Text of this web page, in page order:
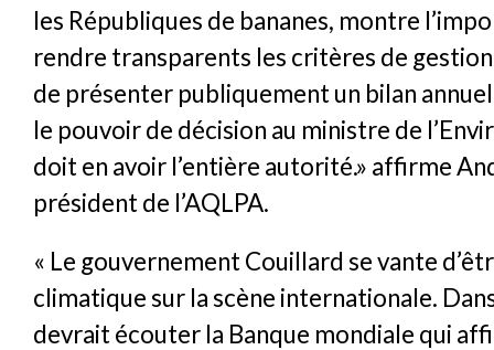
les Républiques de bananes, montre
rendre transparents les critères de
de présenter publiquement un bilan
le pouvoir de décision au ministre de
doit en avoir l’entière autorité.» affirme
président de l’AQLPA.
« Le gouvernement Couillard se vante
climatique sur la scène internationale.
devrait écouter la Banque mondiale qui